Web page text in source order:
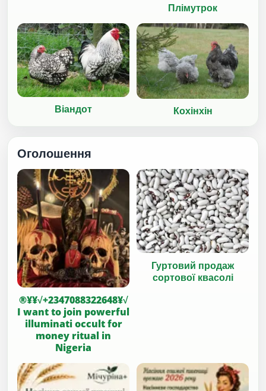
Плімутрок
Віандот Кохінхін
Оголошення
®¥¥√+2347088322648¥√
I want to join powerful
illuminati occult for
money ritual in
Nigeria
Гуртовий продаж
сортової квасолі